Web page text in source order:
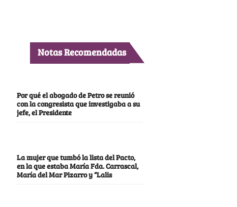
Notas Recomendadas
Por qué el abogado de Petro se reunió
con la congresista que investigaba a su
jefe, el Presidente
La mujer que tumbó la lista del Pacto,
en la que estaba María Fda. Carrascal,
María del Mar Pizarro y “Lalis